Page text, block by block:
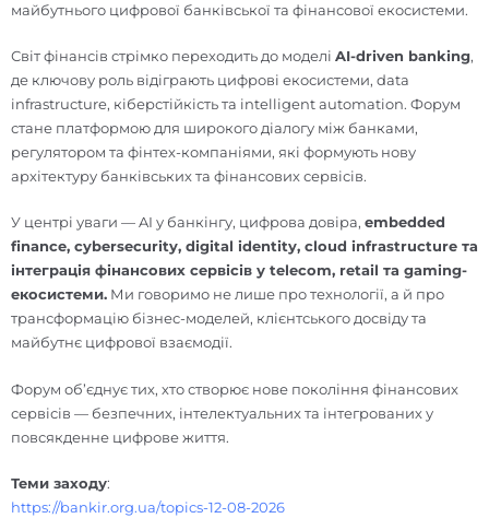
майбутнього цифрової банківської та фінансової екосистеми.
Світ фінансів стрімко переходить до моделі AI-driven banking,
де ключову роль відіграють цифрові екосистеми, data
infrastructure, кіберстійкість та intelligent automation. Форум
стане платформою для широкого діалогу між банками,
регулятором та фінтех-компаніями, які формують нову
архітектуру банківських та фінансових сервісів.
У центрі уваги — AI у банкінгу, цифрова довіра, embedded
finance, cybersecurity, digital identity, cloud infrastructure та
інтеграція фінансових сервісів у telecom, retail та gaming-
екосистеми. Ми говоримо не лише про технології, а й про
трансформацію бізнес-моделей, клієнтського досвіду та
майбутнє цифрової взаємодії.
Форум об’єднує тих, хто створює нове покоління фінансових
сервісів — безпечних, інтелектуальних та інтегрованих у
повсякденне цифрове життя.
Теми заходу:
https://bankir.org.ua/topics-12-08-2026